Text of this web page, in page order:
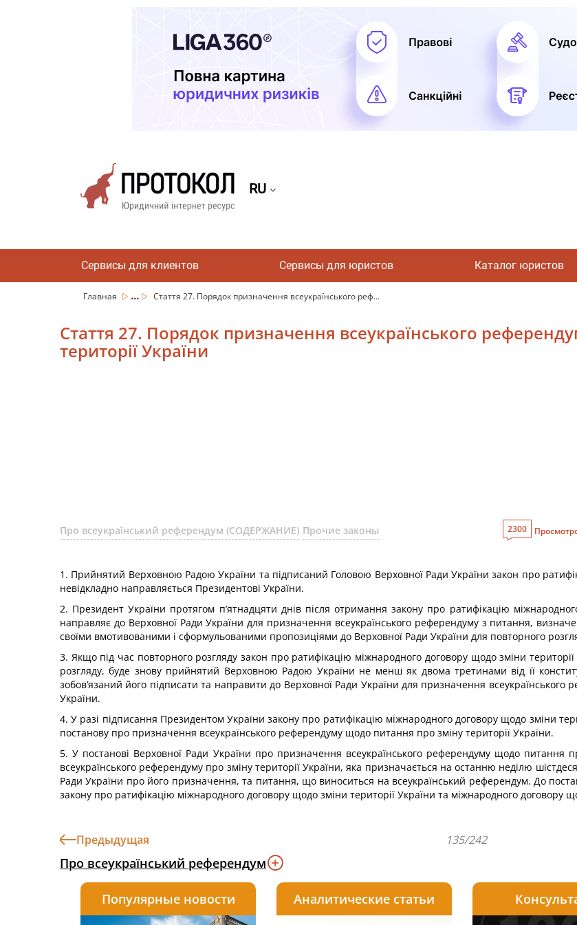
RU
Сервисы для клиентов Сервисы для юристов Каталог юристов
Главная ... Стаття 27. Порядок призначення всеукраїнського реф...
Стаття 27. Порядок призначення всеукраїнського
території України
Про всеукраїнський референдум (СОДЕРЖАНИЕ) Прочие законы 2300
1. Прийнятий Верховною Радою України та підписаний Головою Верховної Ради України закон про
невідкладно направляється Президентові України.
2. Президент України протягом п’ятнадцяти днів після отримання закону про ратифікацію
направляє до Верховної Ради України для призначення всеукраїнського референдуму з питання,
своїми вмотивованими і сформульованими пропозиціями до Верховної Ради України для повторного
3. Якщо під час повторного розгляду закон про ратифікацію міжнародного договору щодо зміни
розгляду, буде знову прийнятий Верховною Радою України не менш як двома третинами від її
зобов’язаний його підписати та направити до Верховної Ради України для призначення
України.
4. У разі підписання Президентом України закону про ратифікацію міжнародного договору щодо зміни
постанову про призначення всеукраїнського референдуму щодо питання про зміну території України.
5. У постанові Верховної Ради України про призначення всеукраїнського референдуму щодо питання
всеукраїнського референдуму про зміну території України, яка призначається на останню неділю
Ради України про його призначення, та питання, що виноситься на всеукраїнський референдум. До
закону про ратифікацію міжнародного договору щодо зміни території України та міжнародного договору
Предыдущая 135/242
Про всеукраїнський референдум
Популярные новости Аналитические статьи